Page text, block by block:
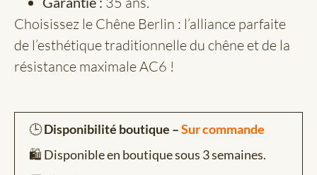
Choisissez le Chêne Berlin : l’alliance parfaite
de l’esthétique traditionnelle du chêne et de la
résistance maximale AC6 !
🕒Disponibilité boutique –Sur commande
🛍️ Disponible en boutique sous 3 semaines.